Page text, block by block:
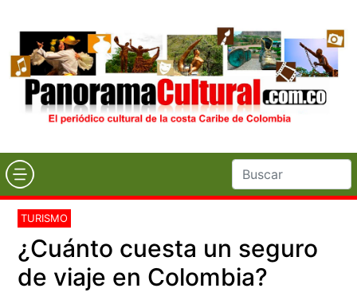
TURISMO
¿Cuánto cuesta un seguro
de viaje en Colombia?